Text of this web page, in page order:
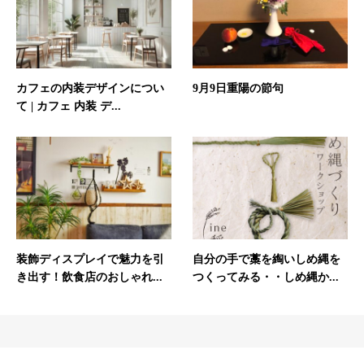
カフェの内装デザインについ
て | カフェ 内装 デ...
9月9日重陽の節句
装飾ディスプレイで魅力を引
き出す！飲食店のおしゃれ...
自分の手で藁を綯いしめ縄を
つくってみる・・しめ縄か...